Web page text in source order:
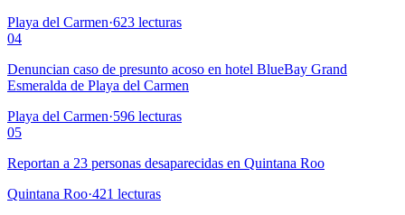
Playa del Carmen·623 lecturas
04
Denuncian caso de presunto acoso en hotel BlueBay Grand
Esmeralda de Playa del Carmen
Playa del Carmen·596 lecturas
05
Reportan a 23 personas desaparecidas en Quintana Roo
Quintana Roo·421 lecturas